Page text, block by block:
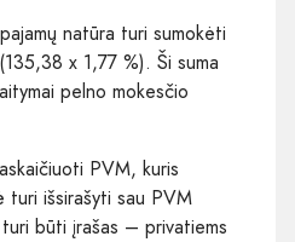
natūra turi sumokėti
x 1,77 %). Ši suma
pelno mokesčio
PVM, kuris
turi išsirašyti sau PVM
būti įrašas – privatiems